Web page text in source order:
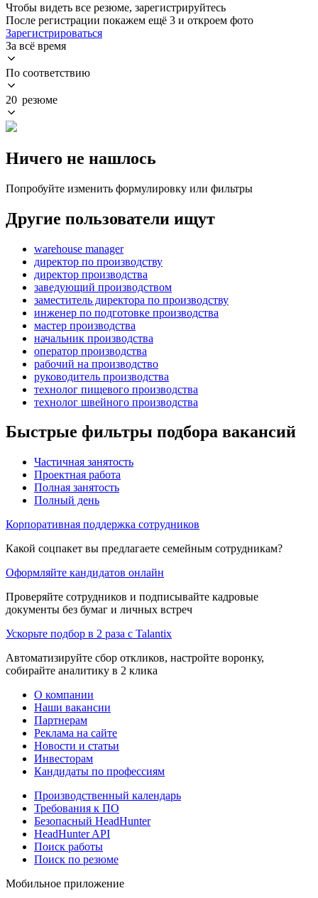
Чтобы видеть все резюме, зарегистрируйтесь
После регистрации покажем ещё 3 и откроем фото
Зарегистрироваться
За всё время
По соответствию
20 резюме
Ничего не нашлось
Попробуйте изменить формулировку или фильтры
Другие пользователи ищут
warehouse manager
директор по производству
директор производства
заведующий производством
заместитель директора по производству
инженер по подготовке производства
мастер производства
начальник производства
оператор производства
рабочий на производство
руководитель производства
технолог пищевого производства
технолог швейного производства
Быстрые фильтры подбора вакансий
Частичная занятость
Проектная работа
Полная занятость
Полный день
Корпоративная поддержка сотрудников
Какой соцпакет вы предлагаете семейным сотрудникам?
Оформляйте кандидатов онлайн
Проверяйте сотрудников и подписывайте кадровые
документы без бумаг и личных встреч
Ускорьте подбор в 2 раза с Talantix
Автоматизируйте сбор откликов, настройте воронку,
собирайте аналитику в 2 клика
О компании
Наши вакансии
Партнерам
Реклама на сайте
Новости и статьи
Инвесторам
Кандидаты по профессиям
Производственный календарь
Требования к ПО
Безопасный HeadHunter
HeadHunter API
Поиск работы
Поиск по резюме
Мобильное приложение